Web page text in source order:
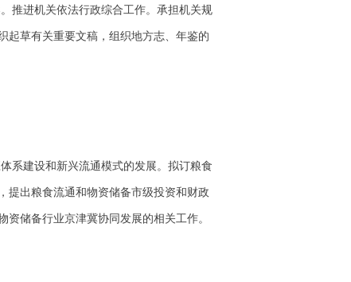
推进机关依法行政综合工作。承担机关规
起草有关重要文稿，组织地方志、年鉴的
系建设和新兴流通模式的发展。拟订粮食
提出粮食流通和物资储备市级投资和财政
储备行业京津冀协同发展的相关工作。